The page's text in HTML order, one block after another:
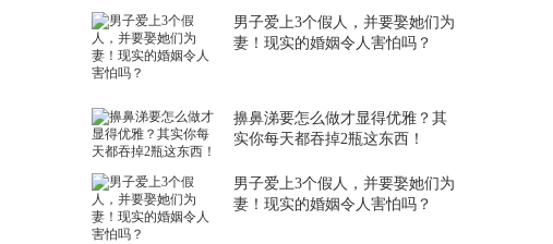
男子爱上3个假人，并要娶她们为
妻！现实的婚姻令人害怕吗？
擤鼻涕要怎么做才显得优雅？其
实你每天都吞掉2瓶这东西！
男子爱上3个假人，并要娶她们为
妻！现实的婚姻令人害怕吗？